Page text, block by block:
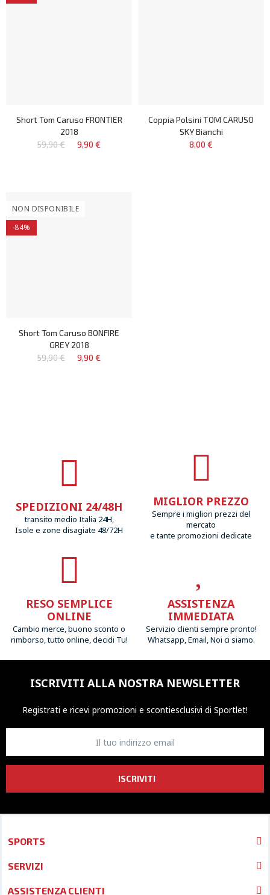
Short Tom Caruso FRONTIER
2018
59,90 €
9,90 €
Coppia Polsini TOM CARUSO
SKY Bianchi
8,00 €
NON DISPONIBILE
-84%
Short Tom Caruso BONFIRE
GREY 2018
59,90 €
9,90 €
SPEDIZIONI 24/48H
transito medio Italia 24H,
Isole e zone disagiate 48/72H
MIGLIOR PREZZO
Sempre i migliori prezzi del
mercato
e tante promozioni dedicate
RESO SEMPLICE
ONLINE
Cambio merce, buono sconto o
rimborso, tutto online, decidi Tu!
ASSISTENZA
IMMEDIATA
Servizio clienti sempre pronto!
Whatsapp, Email, Noi ci siamo.
ISCRIVITI ALLA NOSTRA NEWSLETTER
Registrati e ricevi promozioni e scontiesclusivi di Sportlet!
ISCRIVITI
SPORTS
SERVIZI
ASSISTENZA CLIENTI